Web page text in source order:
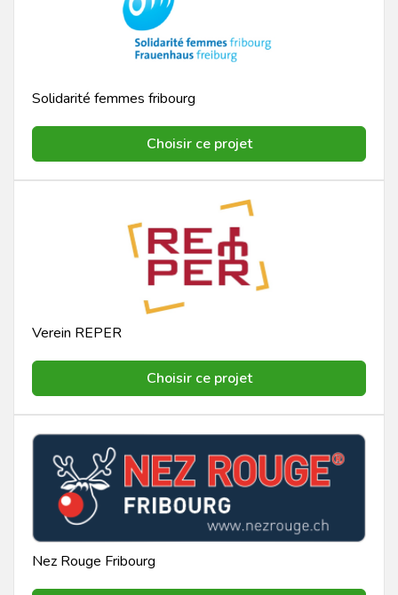
Solidarité femmes fribourg
Choisir ce projet
Verein REPER
Choisir ce projet
Nez Rouge Fribourg